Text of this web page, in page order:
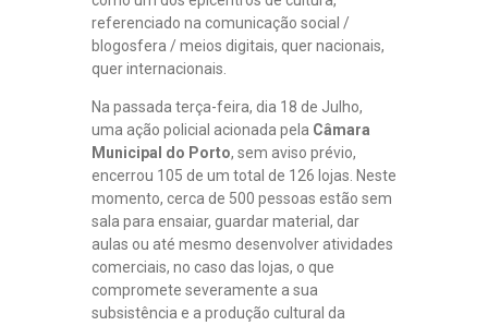
referenciado na comunicação social /
blogosfera / meios digitais, quer nacionais,
quer internacionais.
Na passada terça-feira, dia 18 de Julho,
uma ação policial acionada pela Câmara
Municipal do Porto, sem aviso prévio,
encerrou 105 de um total de 126 lojas. Neste
momento, cerca de 500 pessoas estão sem
sala para ensaiar, guardar material, dar
aulas ou até mesmo desenvolver atividades
comerciais, no caso das lojas, o que
compromete severamente a sua
subsistência e a produção cultural da